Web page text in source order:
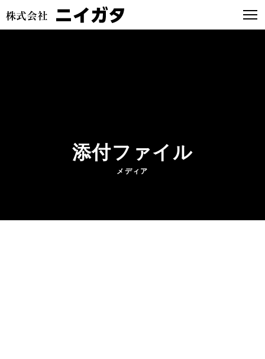
添付ファイル
メディア